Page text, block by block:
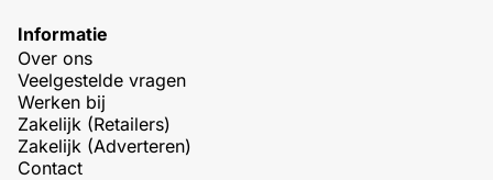
Informatie
Over ons
Veelgestelde vragen
Werken bij
Zakelijk (Retailers)
Zakelijk (Adverteren)
Contact